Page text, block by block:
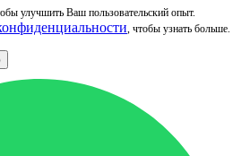
улучшить Ваш пользовательский опыт.
, чтобы узнать больше.